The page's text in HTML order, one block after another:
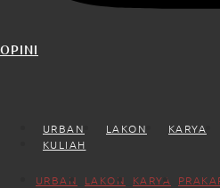
OPINI
URBAN LAKON KARYA
KULIAH
URBAN LAKON KARYA